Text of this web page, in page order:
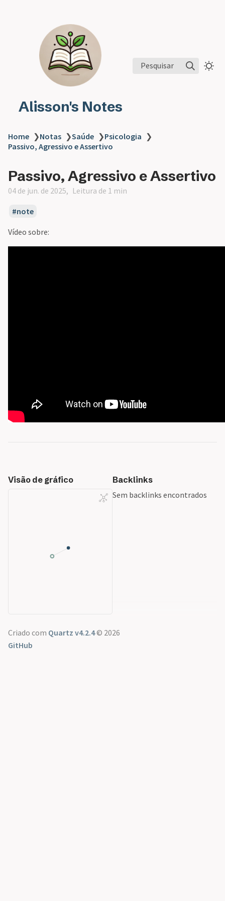
Alisson's Notes
Pesquisar
Home ❯Notas ❯Saúde ❯Psicologia ❯
Passivo, Agressivo e Assertivo
Passivo, Agressivo e Assertivo
04 de jun. de 2025 Leitura de 1 min
note
Vídeo sobre:
Visão de gráfico
Backlinks
Sem backlinks encontrados
Criado com Quartz v4.2.4© 2026
GitHub